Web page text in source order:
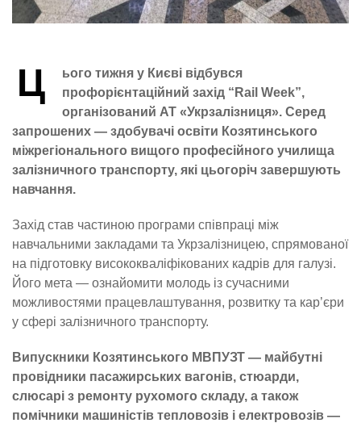
Ц
ього тижня у Києві відбувся
профорієнтаційний захід “Rail Week”,
організований АТ «Укрзалізниця». Серед
запрошених — здобувачі освіти Козятинського
міжрегіонального вищого професійного училища
залізничного транспорту, які цьогоріч завершують
навчання.
Захід став частиною програми співпраці між
навчальними закладами та Укрзалізницею, спрямованої
на підготовку висококваліфікованих кадрів для галузі.
Його мета — ознайомити молодь із сучасними
можливостями працевлаштування, розвитку та кар’єри
у сфері залізничного транспорту.
Випускники Козятинського МВПУЗТ — майбутні
провідники пасажирських вагонів, стюарди,
слюсарі з ремонту рухомого складу, а також
помічники машиністів тепловозів і електровозів —